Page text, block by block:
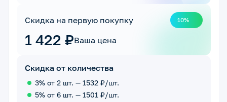
Скидка на первую покупку 10%
1 422 ₽Ваша цена
Скидка от количества
3% от 2 шт. — 1532 ₽/шт.
5% от 6 шт. — 1501 ₽/шт.